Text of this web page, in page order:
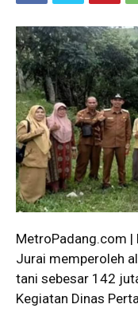
MetroPadang.com |
Jurai memperoleh
tani sebesar 142
Kegiatan Dinas